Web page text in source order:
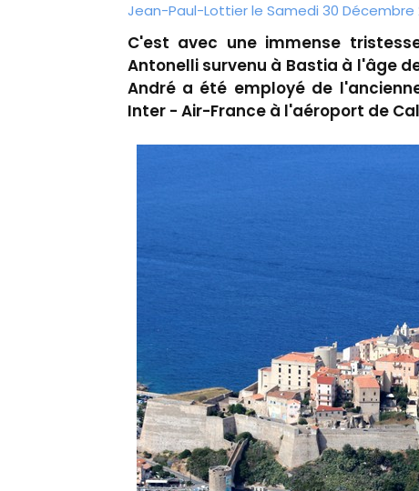
Jean-Paul-Lottier le Samedi 30 Décembre
C'est avec une immense
Antonelli survenu à Bastia à l'âge
André a été employé de
Inter - Air-France à l'aéroport de